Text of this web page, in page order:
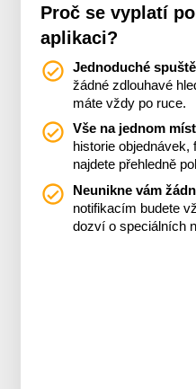
Proč se vyplatí
aplikaci?
Jednoduché
žádné zdlouhavé
máte vždy po ruce.
Vše na jednom
historie
najdete přehledně
Neunikne vám
notifikacím budete
dozví o speciálních